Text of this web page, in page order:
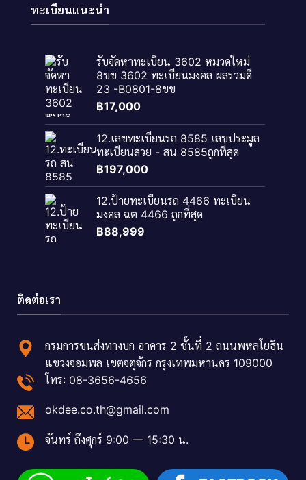
ทะเบียนแนะนำ
รับจัดหาทะเบียน 3602 หมวดใหม่
8ขข 3602 ทะเบียนมงคล ผลรวมดี
23 -B0801-8ขข
฿17,000
12.เลขทะเบียนรถ 8585 เลขประมูล
ทะเบียนสวย - สน 8585ถูกที่สุด
฿197,000
12.ป้ายทะเบียนรถ 4466 ทะเบียน
มงคล ฉต 4466 ถูกที่สุด
฿88,999
ติดต่อเรา
กรมการขนส่งทางบก อาคาร 2 ชั้นที่ 2 ถนนพหลโยธิน
แขวงจอมพล เขตจตุจักร กรุงเทพมหานคร 109000
โทร: 08-3656-4656
okdee.co.th@gmail.com
จันทร์ ถึงศุกร์ 9:00 — 15:30 น.